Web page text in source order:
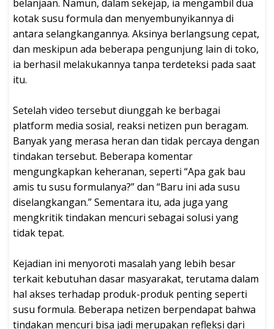
belanjaan. Namun, dalam sekejap, ia mengambil dua
kotak susu formula dan menyembunyikannya di
antara selangkangannya. Aksinya berlangsung cepat,
dan meskipun ada beberapa pengunjung lain di toko,
ia berhasil melakukannya tanpa terdeteksi pada saat
itu.
Setelah video tersebut diunggah ke berbagai
platform media sosial, reaksi netizen pun beragam.
Banyak yang merasa heran dan tidak percaya dengan
tindakan tersebut. Beberapa komentar
mengungkapkan keheranan, seperti “Apa gak bau
amis tu susu formulanya?” dan “Baru ini ada susu
diselangkangan.” Sementara itu, ada juga yang
mengkritik tindakan mencuri sebagai solusi yang
tidak tepat.
Kejadian ini menyoroti masalah yang lebih besar
terkait kebutuhan dasar masyarakat, terutama dalam
hal akses terhadap produk-produk penting seperti
susu formula. Beberapa netizen berpendapat bahwa
tindakan mencuri bisa jadi merupakan refleksi dari